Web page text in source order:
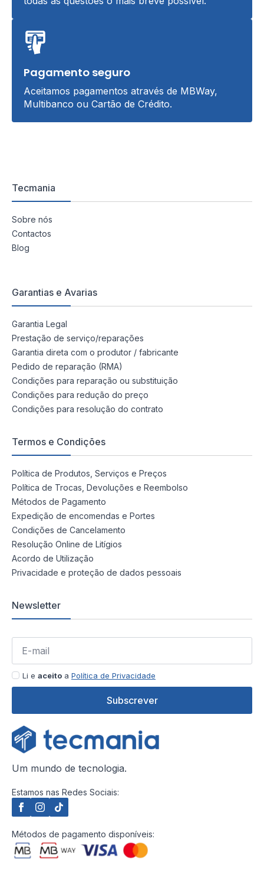
Pagamento seguro
Aceitamos pagamentos através de MBWay,
Multibanco ou Cartão de Crédito.
Tecmania
Sobre nós
Contactos
Blog
Garantias e Avarias
Garantia Legal
Prestação de serviço/reparações
Garantia direta com o produtor / fabricante
Pedido de reparação (RMA)
Condições para reparação ou substituição
Condições para redução do preço
Condições para resolução do contrato
Termos e Condições
Política de Produtos, Serviços e Preços
Política de Trocas, Devoluções e Reembolso
Métodos de Pagamento
Expedição de encomendas e Portes
Condições de Cancelamento
Resolução Online de Litígios
Acordo de Utilização
Privacidade e proteção de dados pessoais
Newsletter
Li e aceito a Política de Privacidade
Subscrever
Um mundo de tecnologia.
Estamos nas Redes Sociais:
Métodos de pagamento disponíveis: